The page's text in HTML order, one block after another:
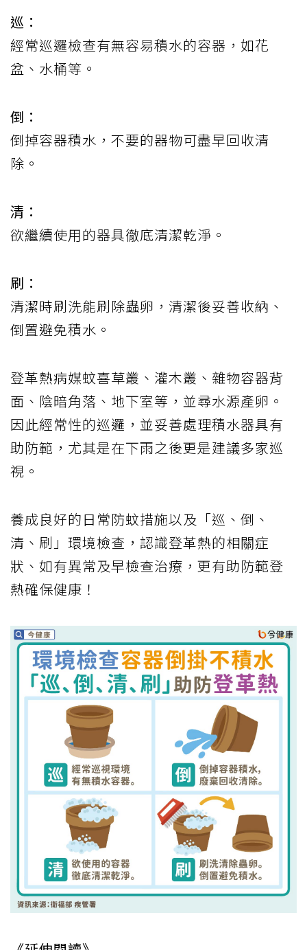
巡：
經常巡邏檢查有無容易積水的容器，如花
盆、水桶等。
倒：
倒掉容器積水，不要的器物可盡早回收清
除。
清：
欲繼續使用的器具徹底清潔乾淨。
刷：
清潔時刷洗能刷除蟲卵，清潔後妥善收納、
倒置避免積水。
登革熱病媒蚊喜草叢、灌木叢、雜物容器背
面、陰暗角落、地下室等，並尋水源產卵。
因此經常性的巡邏，並妥善處理積水器具有
助防範，尤其是在下雨之後更是建議多家巡
視。
養成良好的日常防蚊措施以及「巡、倒、
清、刷」環境檢查，認識登革熱的相關症
狀、如有異常及早檢查治療，更有助防範登
熱確保健康！